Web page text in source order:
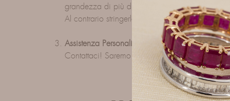
grandezza di più di una taglia.
Al contrario stringerlo è
molto complicato.
Assistenza Personalizzata:
Non sei sicuro della
Contattaci! Saremo felici di assisterti nella